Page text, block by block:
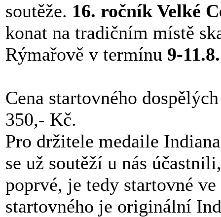
soutěže. 16. ročník Velké
konat na tradičním místě
Rýmařově v termínu 9-
Cena startovného
350,- Kč.
Pro držitele medaile
se už soutěží u nás
poprvé, je tedy startovné
startovného je originální